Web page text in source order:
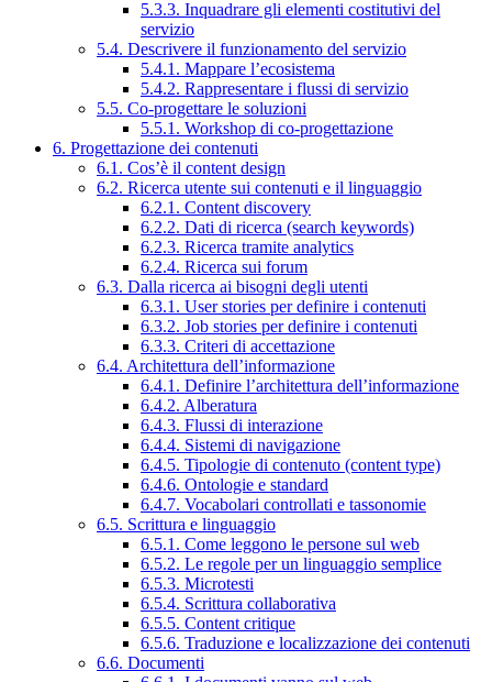
5.3.3. Inquadrare gli elementi costitutivi del
servizio
5.4. Descrivere il funzionamento del servizio
5.4.1. Mappare l’ecosistema
5.4.2. Rappresentare i flussi di servizio
5.5. Co-progettare le soluzioni
5.5.1. Workshop di co-progettazione
6. Progettazione dei contenuti
6.1. Cos’è il content design
6.2. Ricerca utente sui contenuti e il linguaggio
6.2.1. Content discovery
6.2.2. Dati di ricerca (search keywords)
6.2.3. Ricerca tramite analytics
6.2.4. Ricerca sui forum
6.3. Dalla ricerca ai bisogni degli utenti
6.3.1. User stories per definire i contenuti
6.3.2. Job stories per definire i contenuti
6.3.3. Criteri di accettazione
6.4. Architettura dell’informazione
6.4.1. Definire l’architettura dell’informazione
6.4.2. Alberatura
6.4.3. Flussi di interazione
6.4.4. Sistemi di navigazione
6.4.5. Tipologie di contenuto (content type)
6.4.6. Ontologie e standard
6.4.7. Vocabolari controllati e tassonomie
6.5. Scrittura e linguaggio
6.5.1. Come leggono le persone sul web
6.5.2. Le regole per un linguaggio semplice
6.5.3. Microtesti
6.5.4. Scrittura collaborativa
6.5.5. Content critique
6.5.6. Traduzione e localizzazione dei contenuti
6.6. Documenti